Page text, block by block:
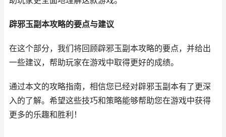
辟邪玉副本攻略的要点与建议
在这个部分，我们将回顾辟邪玉副本攻略的要点，并给出
一些建议，帮助玩家在游戏中取得更好的成绩。
通过本文的攻略指南，相信您已经对辟邪玉副本有了更深
入的了解。希望这些技巧和策略能够帮助您在游戏中获得
更多的乐趣和胜利！